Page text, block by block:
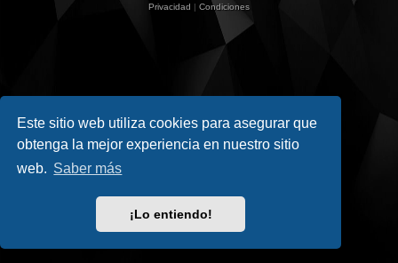
Este sitio web utiliza cookies para asegurar que
obtenga la mejor experiencia en nuestro sitio
web. Saber más
¡Lo entiendo!
Privacidad | Condiciones